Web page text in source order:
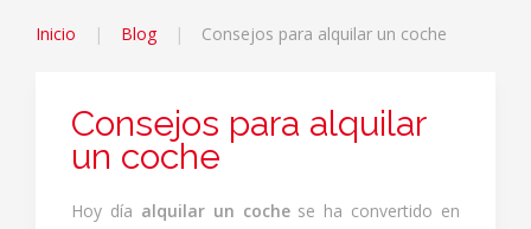
Inicio Blog Consejos para alquilar un coche
Consejos para alquilar
un coche
Hoy día alquilar un cochese ha convertido en